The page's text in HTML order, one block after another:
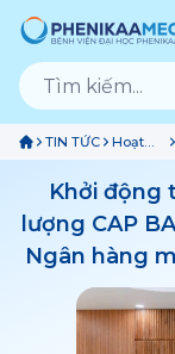
TIN TỨC
Hoạt
Động
Bệnh
Viện
Khởi động
lượng CAP
Ngân hàng